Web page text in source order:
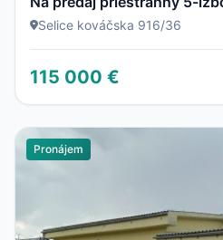
Selice kováčska 916/36
115 000 €
Pronájem